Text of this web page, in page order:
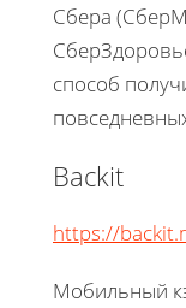
Сбера
способ
Backit
https://
Мобильный